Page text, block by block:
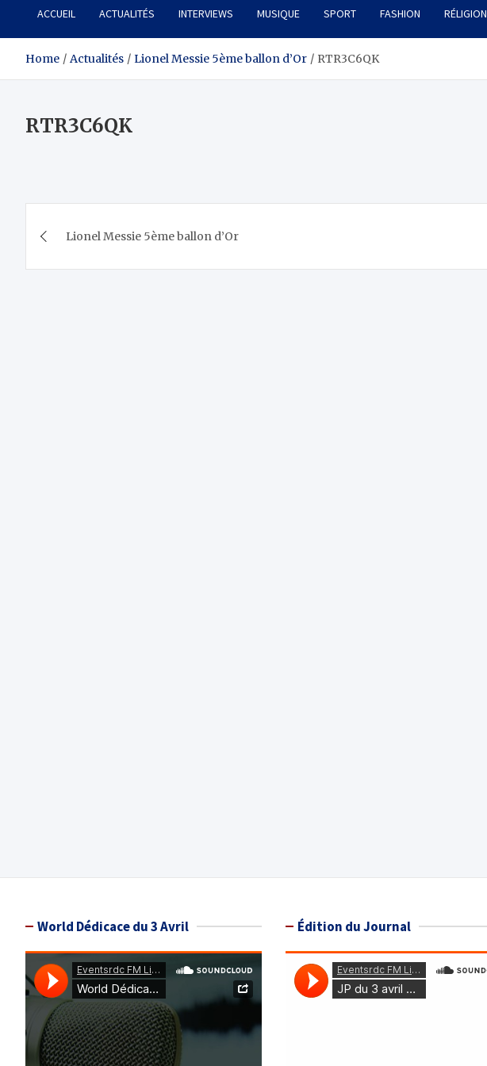
ACCUEIL ACTUALITÉS INTERVIEWS MUSIQUE SPORT FASHION RÉLIGION
Home Actualités Lionel Messie 5ème ballon d’Or RTR3C6QK
RTR3C6QK
de
Lionel Messie 5ème ballon d’Or
World Dédicace du 3 Avril Édition du Journal